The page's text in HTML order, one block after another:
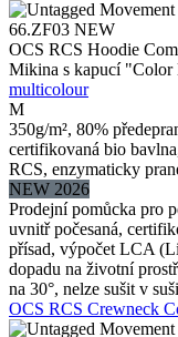
66.ZF03 NEW
OCS RCS Hoodie
Mikina s kapucí "Color
multicolour
M
350g/m², 80%
certifikovaná bio
RCS, enzymaticky
NEW 2026
Prodejní pomůcka pro
uvnitř počesaná,
přísad, výpočet LCA
dopadu na životní
na 30°, nelze sušit v
OCS RCS Crewneck